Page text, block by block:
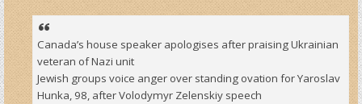
Canada’s house speaker apologises after praising Ukrainian
veteran of Nazi unit
Jewish groups voice anger over standing ovation for Yaroslav
Hunka, 98, after Volodymyr Zelenskiy speech